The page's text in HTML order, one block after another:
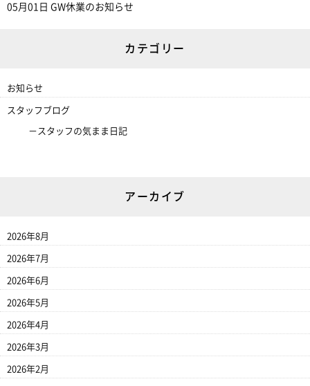
05月01日 GW休業のお知らせ
カテゴリー
お知らせ
スタッフブログ
スタッフの気まま日記
アーカイブ
2026年8月
2026年7月
2026年6月
2026年5月
2026年4月
2026年3月
2026年2月